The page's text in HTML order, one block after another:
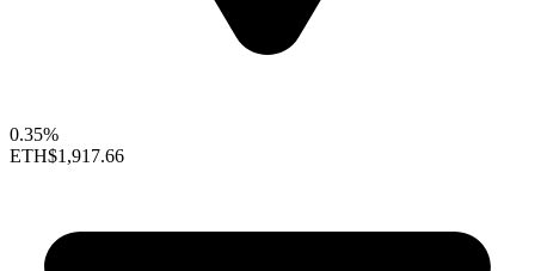
0.35%
ETH$1,917.66